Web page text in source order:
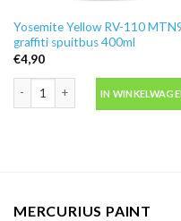
Yosemite Yellow RV-110
graffiti spuitbus 400ml
€4,90
IN
MERCURIUS PAINT